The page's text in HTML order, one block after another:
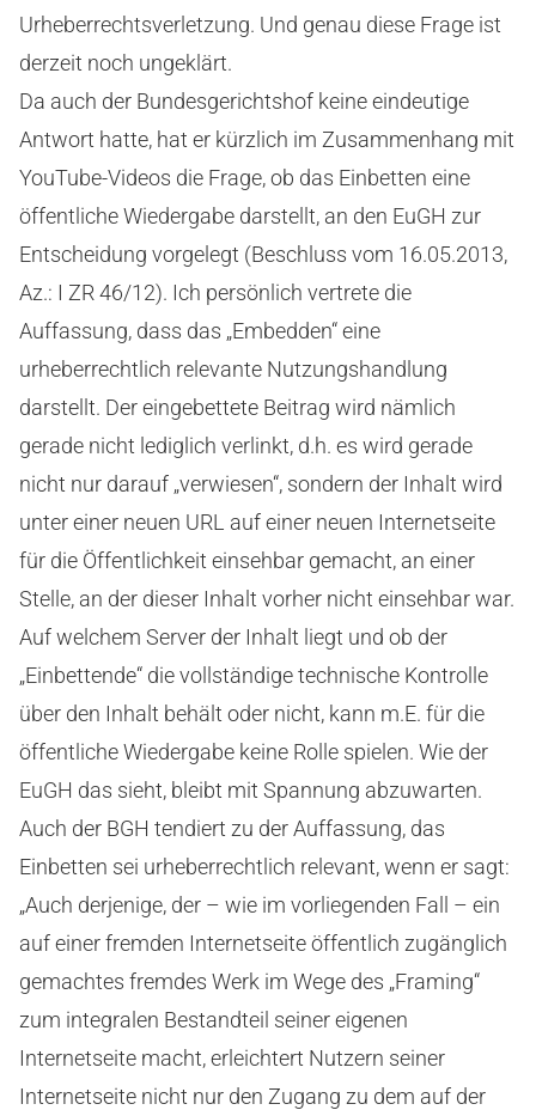
Urheberrechtsverletzung. Und genau diese Frage ist
derzeit noch ungeklärt.
Da auch der Bundesgerichtshof keine eindeutige
Antwort hatte, hat er kürzlich im Zusammenhang mit
YouTube-Videos die Frage, ob das Einbetten eine
öffentliche Wiedergabe darstellt, an den EuGH zur
Entscheidung vorgelegt (Beschluss vom 16.05.2013,
Az.: I ZR 46/12). Ich persönlich vertrete die
Auffassung, dass das „Embedden“ eine
urheberrechtlich relevante Nutzungshandlung
darstellt. Der eingebettete Beitrag wird nämlich
gerade nicht lediglich verlinkt, d.h. es wird gerade
nicht nur darauf „verwiesen“, sondern der Inhalt wird
unter einer neuen URL auf einer neuen Internetseite
für die Öffentlichkeit einsehbar gemacht, an einer
Stelle, an der dieser Inhalt vorher nicht einsehbar war.
Auf welchem Server der Inhalt liegt und ob der
„Einbettende“ die vollständige technische Kontrolle
über den Inhalt behält oder nicht, kann m.E. für die
öffentliche Wiedergabe keine Rolle spielen. Wie der
EuGH das sieht, bleibt mit Spannung abzuwarten.
Auch der BGH tendiert zu der Auffassung, das
Einbetten sei urheberrechtlich relevant, wenn er sagt:
„Auch derjenige, der – wie im vorliegenden Fall – ein
auf einer fremden Internetseite öffentlich zugänglich
gemachtes fremdes Werk im Wege des „Framing“
zum integralen Bestandteil seiner eigenen
Internetseite macht, erleichtert Nutzern seiner
Internetseite nicht nur den Zugang zu dem auf der